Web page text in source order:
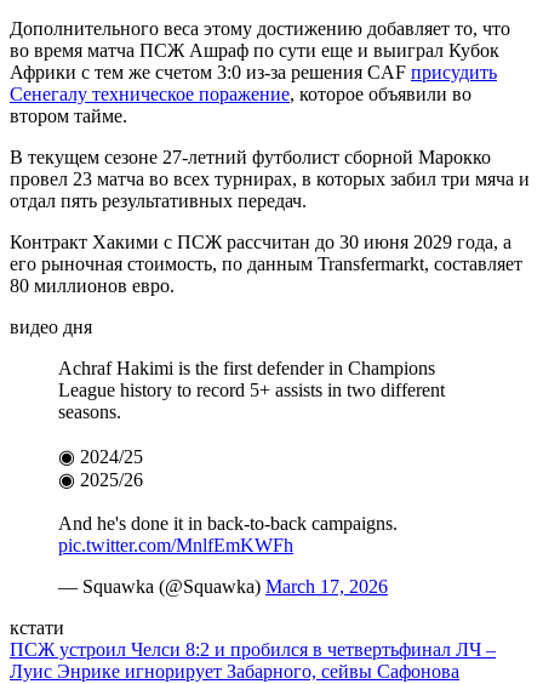
Дополнительного веса этому достижению добавляет то, что
во время матча ПСЖ Ашраф по сути еще и выиграл Кубок
Африки с тем же счетом 3:0 из-за решения CAF присудить
Сенегалу техническое поражение, которое объявили во
втором тайме.
В текущем сезоне 27-летний футболист сборной Марокко
провел 23 матча во всех турнирах, в которых забил три мяча и
отдал пять результативных передач.
Контракт Хакими с ПСЖ рассчитан до 30 июня 2029 года, а
его рыночная стоимость, по данным Transfermarkt, составляет
80 миллионов евро.
видео дня
Achraf Hakimi is the first defender in Champions
League history to record 5+ assists in two different
seasons.
◉ 2024/25
◉ 2025/26
And he's done it in back-to-back campaigns.
pic.twitter.com/MnlfEmKWFh
— Squawka (@Squawka) March 17, 2026
кстати
ПСЖ устроил Челси 8:2 и пробился в четвертьфинал ЛЧ –
Луис Энрике игнорирует Забарного, сейвы Сафонова